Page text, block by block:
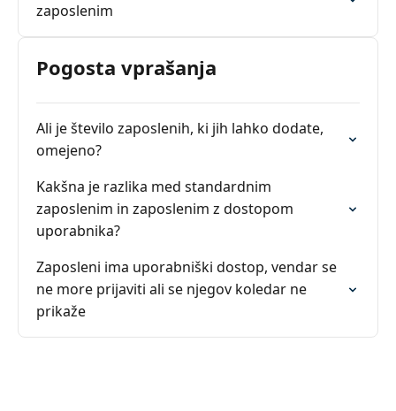
zaposlenim
Pogosta vprašanja
Ali je število zaposlenih, ki jih lahko dodate,
omejeno?
Kakšna je razlika med standardnim
zaposlenim in zaposlenim z dostopom
uporabnika?
Zaposleni ima uporabniški dostop, vendar se
ne more prijaviti ali se njegov koledar ne
prikaže